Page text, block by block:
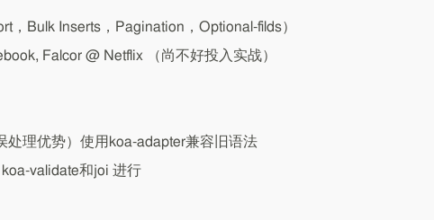
，Bulk Inserts，Pagination，Optional-filds）
Falcor @ Netflix （尚不好投入实战）
处理优势）使用koa-adapter兼容旧语法
validate和joi 进行